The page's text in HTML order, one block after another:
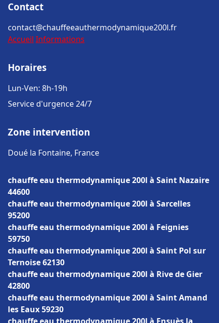
Contact
contact@chauffeeauthermodynamique200l.fr
Accueil Informations
Horaires
Lun-Ven: 8h-19h
Service d'urgence 24/7
Zone intervention
Doué la Fontaine, France
chauffe eau thermodynamique 200l à Saint Nazaire
44600
chauffe eau thermodynamique 200l à Sarcelles
95200
chauffe eau thermodynamique 200l à Feignies
59750
chauffe eau thermodynamique 200l à Saint Pol sur
Ternoise 62130
chauffe eau thermodynamique 200l à Rive de Gier
42800
chauffe eau thermodynamique 200l à Saint Amand
les Eaux 59230